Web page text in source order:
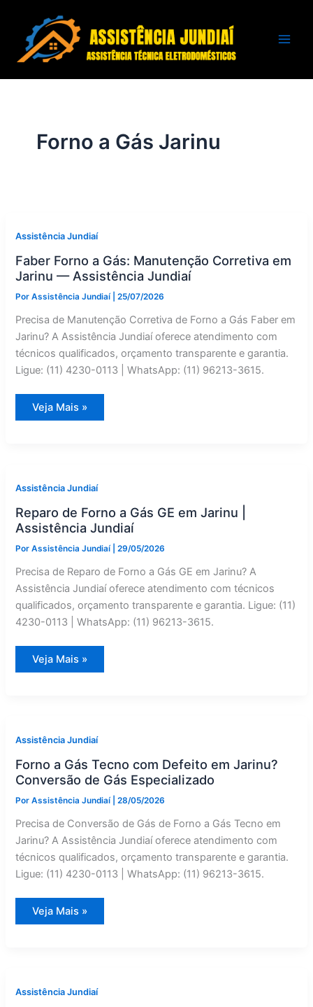
conteúdo
Forno a Gás Jarinu
Assistência Jundiaí
Faber Forno a Gás: Manutenção Corretiva em
Jarinu — Assistência Jundiaí
PorAssistência Jundiaí |25/07/2026
Precisa de Manutenção Corretiva de Forno a Gás Faber em
Jarinu? A Assistência Jundiaí oferece atendimento com
técnicos qualificados, orçamento transparente e garantia.
Ligue: (11) 4230-0113 | WhatsApp: (11) 96213-3615.
Faber
Forno
—
Assistência
Veja Mais »
Assistência Jundiaí
Reparo de Forno a Gás GE em Jarinu |
Assistência Jundiaí
PorAssistência Jundiaí |29/05/2026
Precisa de Reparo de Forno a Gás GE em Jarinu? A
Assistência Jundiaí oferece atendimento com técnicos
qualificados, orçamento transparente e garantia. Ligue: (11)
4230-0113 | WhatsApp: (11) 96213-3615.
Reparo
de
|
Assistência
Veja Mais »
Assistência Jundiaí
Forno a Gás Tecno com Defeito em Jarinu?
Conversão de Gás Especializado
PorAssistência Jundiaí |28/05/2026
Precisa de Conversão de Gás de Forno a Gás Tecno em
Jarinu? A Assistência Jundiaí oferece atendimento com
técnicos qualificados, orçamento transparente e garantia.
Ligue: (11) 4230-0113 | WhatsApp: (11) 96213-3615.
Forno
Conversão
de
Veja Mais »
Assistência Jundiaí